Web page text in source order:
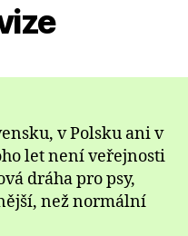
v Polsku ani v
let není veřejnosti
dráha pro psy,
než normální